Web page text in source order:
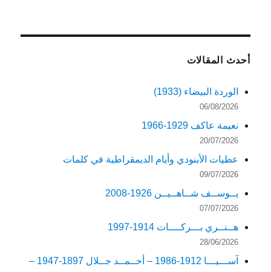
أحدث المقالات
الوردة البيضاء (1933)
06/08/2026
نعيمة عاكف 1929-1966
20/07/2026
عطيات الأبنودي وأيام الديمقراطية في كلمات
09/07/2026
يــوســف شــاهــيــن 1926-2008
07/07/2026
هــنــري بـــركــــات 1914-1997
28/06/2026
آســـيـــا 1912-1986 – أحــمــد جــلال 1897-1947 –